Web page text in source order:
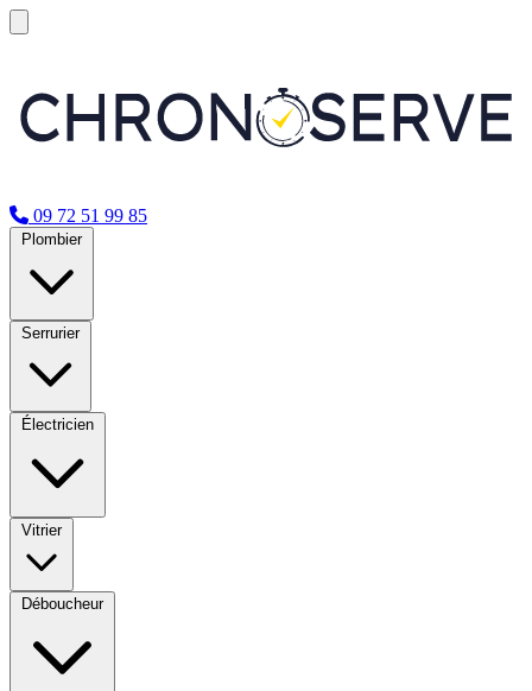
09 72 51 99 85
Plombier
Serrurier
Électricien
Vitrier
Déboucheur